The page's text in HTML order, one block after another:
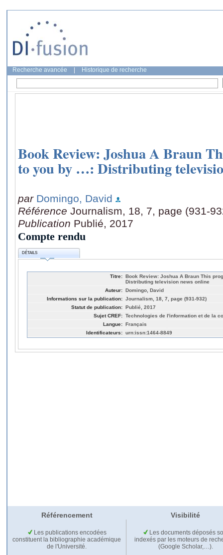
Recherche avancée Historique de recherche
Book Review: Joshua A Braun
to you by …: Distributing
par Domingo, David
Référence Journalism, 18, 7, page (931-
Publication Publié, 2017
Compte rendu
DÉTAILS
Titre: Book Review: Joshua A Braun This
Distributing television news online
Auteur: Domingo, David
Informations sur la publication: Journalism, 18, 7, page (931-932)
Statut de publication: Publié, 2017
Sujet CREF: Technologies de l'information et de la
Langue: Français
Identificateurs: urn:issn:1464-8849
Référencement Visibilité
Les publications encodées
constituent la bibliographie académique
de l'Université.
Les documents déposés
indexés par les moteurs de
(Google Scholar,…).